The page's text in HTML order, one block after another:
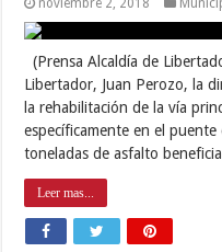
(Prensa Alcaldía de
Libertador, Juan Perozo, la
la rehabilitación de la vía
específicamente en el
toneladas de asfalto
Leer mas...